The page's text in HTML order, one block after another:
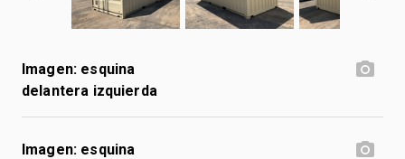
Imagen: esquina
delantera izquierda
Imagen: esquina